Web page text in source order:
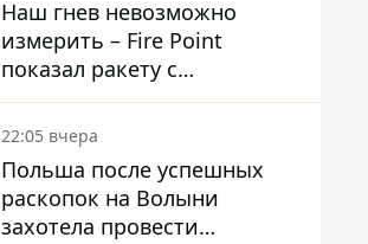
Наш гнев невозможно
измерить – Fire Point
показал ракету с
загадочной отметкой 723
22:05 вчера
Польша после успешных
раскопок на Волыни
захотела провести